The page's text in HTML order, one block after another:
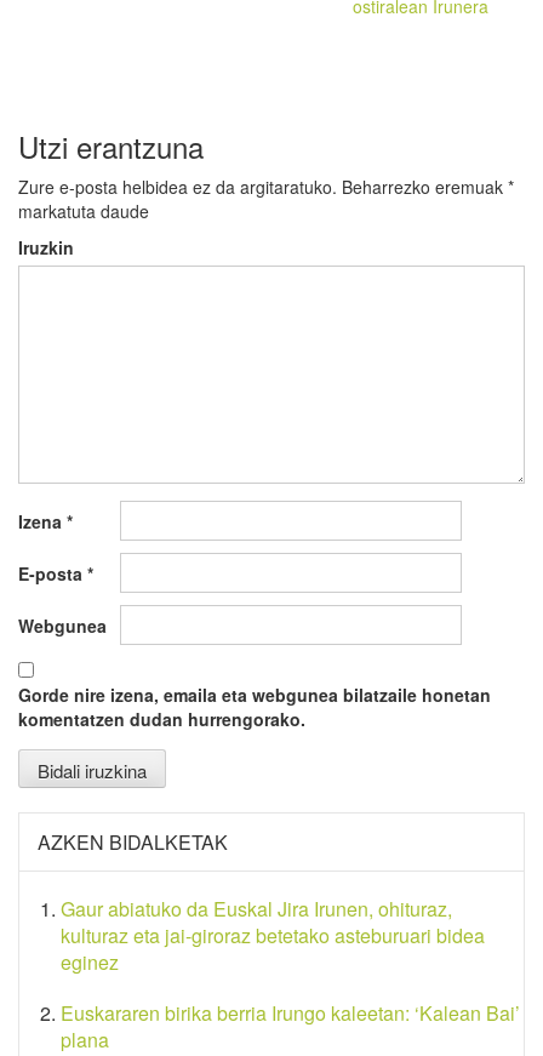
ostiralean Irunera
Utzi erantzuna
Zure e-posta helbidea ez da argitaratuko. Beharrezko eremuak *
markatuta daude
Iruzkin
Izena *
E-posta *
Webgunea
Gorde nire izena, emaila eta webgunea bilatzaile honetan
komentatzen dudan hurrengorako.
AZKEN BIDALKETAK
Gaur abiatuko da Euskal Jira Irunen, ohituraz,
kulturaz eta jai-giroraz betetako asteburuari bidea
eginez
Euskararen birika berria Irungo kaleetan: ‘Kalean Bai’
plana